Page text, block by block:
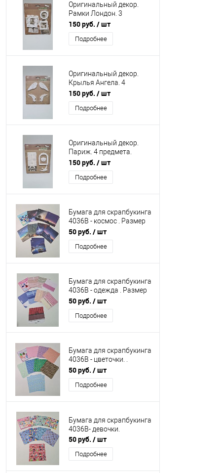
Оригинальный декор.
Рамки Лондон. 3
предмета. Пластик.
150 руб. / шт
Подробнее
Оригинальный декор.
Крылья Ангела. 4
предмета. Пластик.
150 руб. / шт
Подробнее
Оригинальный декор.
Париж. 4 предмета.
Пластик.
150 руб. / шт
Подробнее
Бумага для скрапбукинга
4036В - космос . Размер
15*15 см.
50 руб. / шт
Подробнее
Бумага для скрапбукинга
4036В - одежда . Размер
15*15 см.
50 руб. / шт
Подробнее
Бумага для скрапбукинга
4036В - цветочки. .
Размер 15*15 см.
50 руб. / шт
Подробнее
Бумага для скрапбукинга
4036В- девочки.
50 руб. / шт
Подробнее